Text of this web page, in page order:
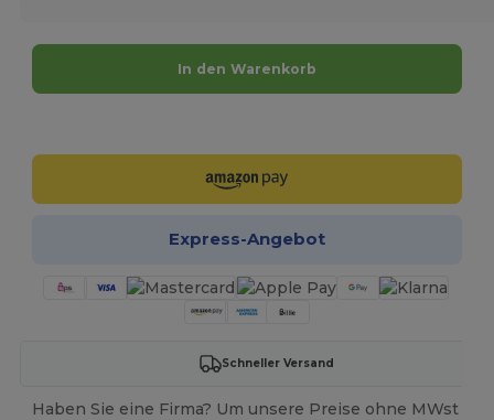
In den Warenkorb
Express-Angebot
Schneller Versand
Haben Sie eine Firma? Um unsere Preise ohne MWst